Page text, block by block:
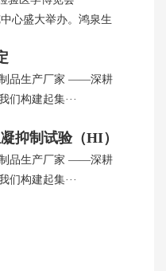
心盛大举办。鸿泉生
品生产厂家 ——深耕
们构建起集···
抑制试验（HI）
品生产厂家 ——深耕
们构建起集···